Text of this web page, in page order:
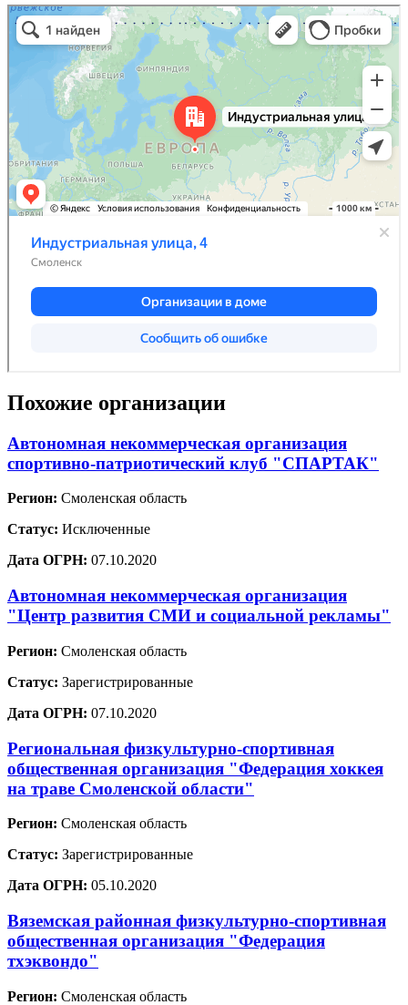
Похожие организации
Автономная некоммерческая организация
спортивно-патриотический клуб "СПАРТАК"
Регион: Смоленская область
Статус: Исключенные
Дата ОГРН: 07.10.2020
Автономная некоммерческая организация
"Центр развития СМИ и социальной рекламы"
Регион: Смоленская область
Статус: Зарегистрированные
Дата ОГРН: 07.10.2020
Региональная физкультурно-спортивная
общественная организация "Федерация хоккея
на траве Смоленской области"
Регион: Смоленская область
Статус: Зарегистрированные
Дата ОГРН: 05.10.2020
Вяземская районная физкультурно-спортивная
общественная организация "Федерация
тхэквондо"
Регион: Смоленская область